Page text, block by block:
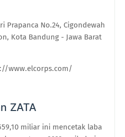
Prapanca No.24, Cigondewah
Kota Bandung - Jawa Barat
www.elcorps.com/
ZATA
miliar ini mencetak laba